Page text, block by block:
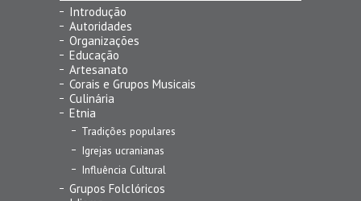
Introdução
Autoridades
Organizações
Educação
Artesanato
Corais e Grupos Musicais
Culinária
Etnia
Tradições populares
Igrejas ucranianas
Influência Cultural
Grupos Folclóricos